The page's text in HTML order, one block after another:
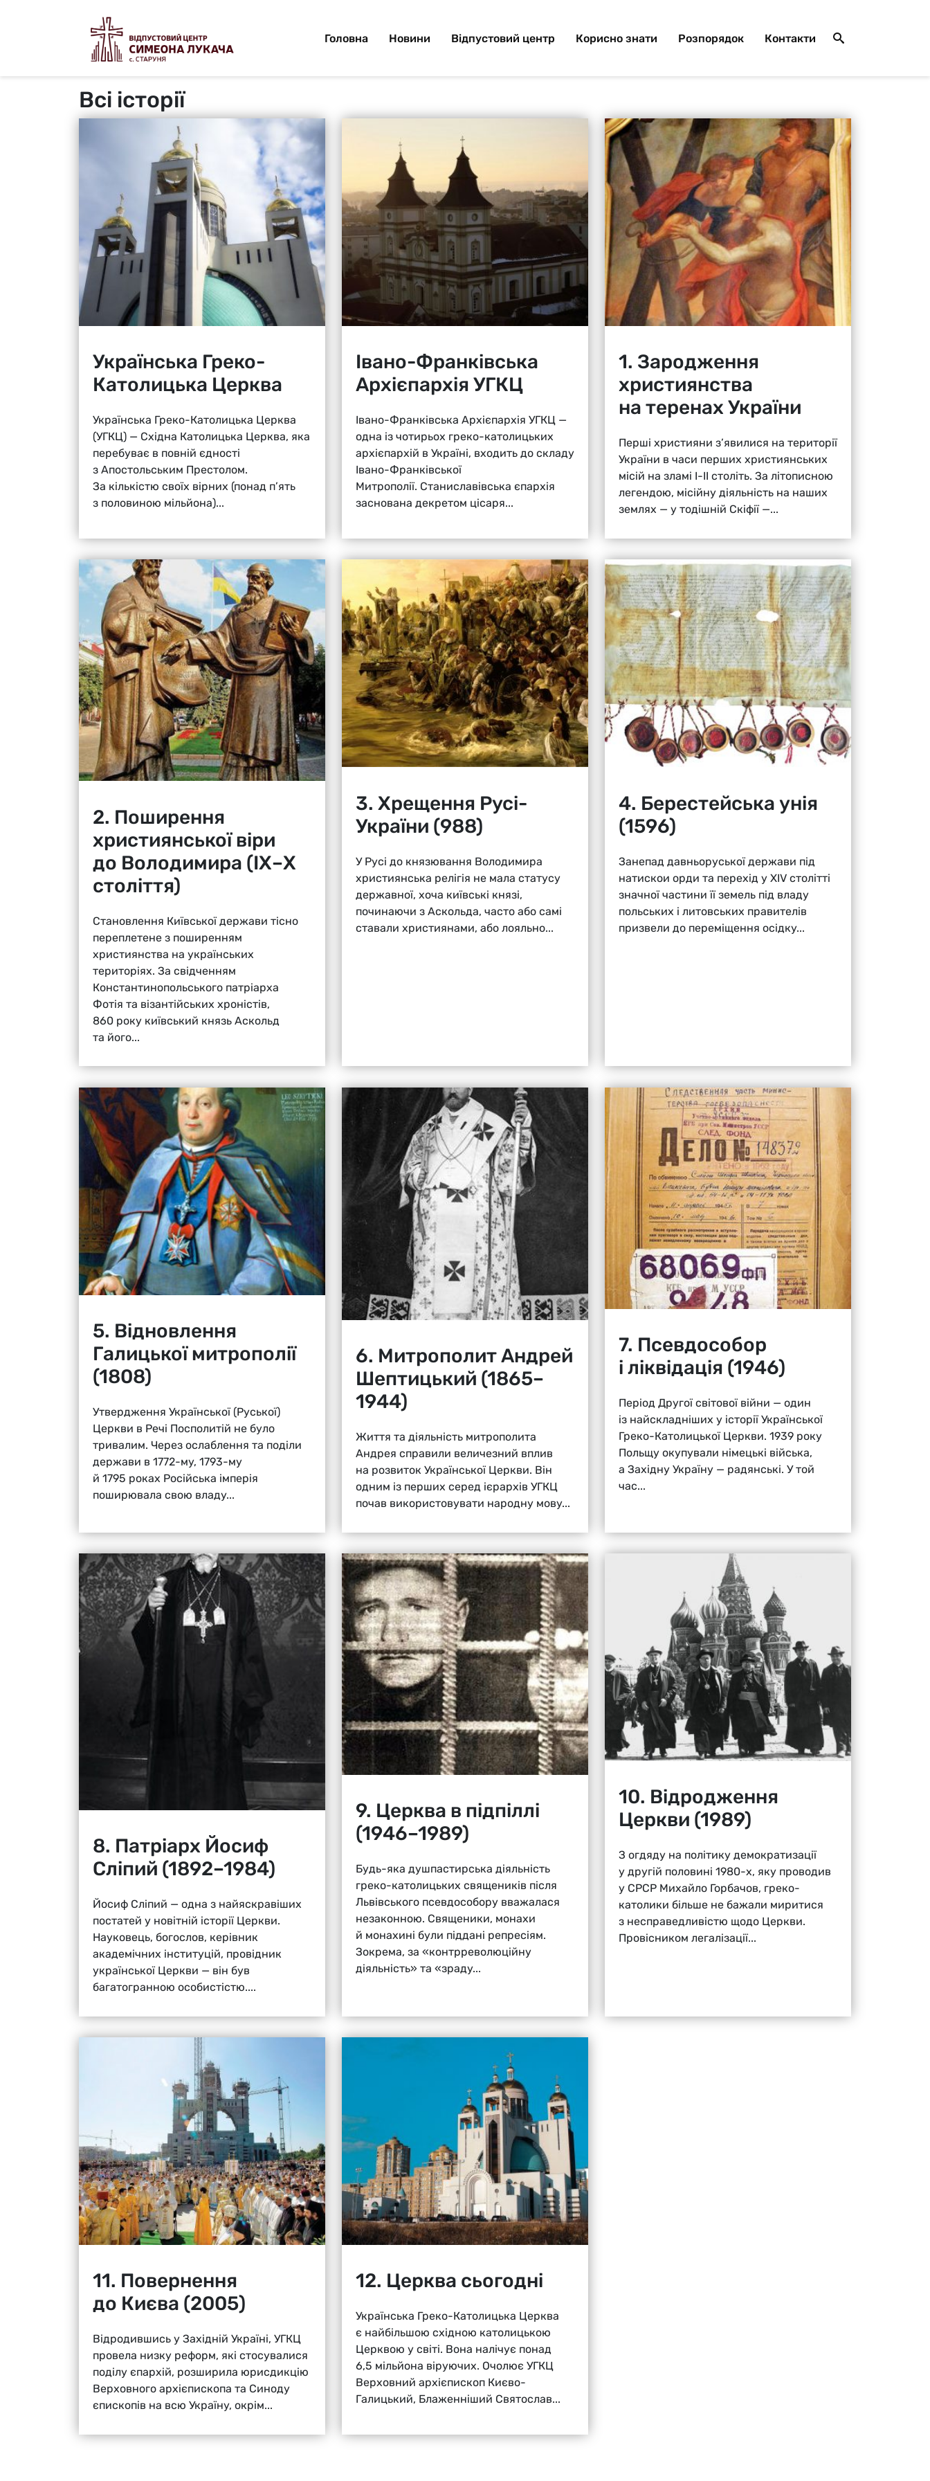
Головна Новини Відпустовий центр Корисно знати Розпорядок Контакти
Всі історії
Українська Греко-
Католицька Церква
Українська Греко-Католицька Церква
(УГКЦ) — Східна Католицька Церква, яка
перебуває в повній єдності
з Апостольським Престолом.
За кількістю своїх вірних (понад п’ять
з половиною мільйона)...
Івано-Франківська
Архієпархія УГКЦ
Івано-Франківська Архієпархія УГКЦ —
одна із чотирьох греко-католицьких
архієпархій в Україні, входить до складу
Івано-Франківської
Митрополії. Станиславівська єпархія
заснована декретом цісаря...
1. Зародження
християнства
на теренах України
Перші християни з’явилися на території
України в часи перших християнських
місій на зламі І-ІІ століть. За літописною
легендою, місійну діяльність на наших
землях — у тодішній Скіфії —...
2. Поширення
християнської віри
до Володимира (ІХ–Х
століття)
Становлення Київської держави тісно
переплетене з поширенням
християнства на українських
територіях. За свідченням
Константинопольського патріарха
Фотія та візантійських хроністів,
860 року київський князь Аскольд
та його...
3. Хрещення Русі-
України (988)
У Русі до князювання Володимира
християнська релігія не мала статусу
державної, хоча київські князі,
починаючи з Аскольда, часто або самі
ставали християнами, або лояльно...
4. Берестейська унія
(1596)
Занепад давньоруської держави під
натискои орди та перехід у XIV столітті
значної частини її земель під владу
польських і литовських правителів
призвели до переміщення осідку...
5. Відновлення
Галицької митрополії
(1808)
Утвердження Української (Руської)
Церкви в Речі Посполитій не було
тривалим. Через ослаблення та поділи
держави в 1772-му, 1793-му
й 1795 роках Російська імперія
поширювала свою владу...
6. Митрополит Андрей
Шептицький (1865–
1944)
Життя та діяльність митрополита
Андрея справили величезний вплив
на розвиток Української Церкви. Він
одним із перших серед ієрархів УГКЦ
почав використовувати народну мову...
7. Псевдособор
і ліквідація (1946)
Період Другої світової війни — один
із найскладніших у історії Української
Греко-Католицької Церкви. 1939 року
Польщу окупували німецькі війська,
а Західну Україну — радянські. У той
час...
8. Патріарх Йосиф
Cліпий (1892–1984)
Йосиф Cліпий — одна з найяскравіших
постатей у новітній історії Церкви.
Науковець, богослов, керівник
академічних інституцій, провідник
української Церкви — він був
багатогранною особистістю....
9. Церква в підпіллі
(1946–1989)
Будь-яка душпастирська діяльність
греко-католицьких священиків після
Львівського псевдособору вважалася
незаконною. Священики, монахи
й монахині були піддані репресіям.
Зокрема, за «контрреволюційну
діяльність» та «зраду...
10. Відродження
Церкви (1989)
З огдяду на політику демократизації
у другій половині 1980-х, яку проводив
у СРСР Михайло Горбачов, греко-
католики більше не бажали миритися
з несправедливістю щодо Церкви.
Провісником легалізації...
11. Повернення
до Києва (2005)
Відродившись у Західній Україні, УГКЦ
провела низку реформ, які стосувалися
поділу єпархій, розширила юрисдикцію
Верховного архієпископа та Синоду
єпископів на всю Україну, окрім...
12. Церква сьогодні
Українська Греко-Католицька Церква
є найбільшою східною католицькою
Церквою у світі. Вона налічує понад
6,5 мільйона віруючих. Очолює УГКЦ
Верховний архієпископ Києво-
Галицький, Блаженніший Святослав...